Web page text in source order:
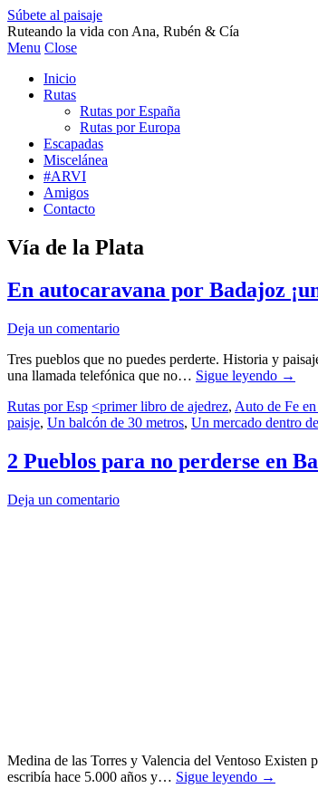
Súbete al paisaje
Ruteando la vida con Ana, Rubén & Cía
Menu Close
Inicio
Rutas
Rutas por España
Rutas por Europa
Escapadas
Miscelánea
#ARVI
Amigos
Contacto
Vía de la Plata
En autocaravana por Badajoz
Deja un comentario
Tres pueblos que no puedes perderte. Historia y
una llamada telefónica que no… Sigue leyendo →
Rutas por Esp <primer libro de ajedrez, Auto de Fe
paisje, Un balcón de 30 metros, Un mercado dentro
2 Pueblos para no perderse en
Deja un comentario
Medina de las Torres y Valencia del Ventoso Existen
escribía hace 5.000 años y… Sigue leyendo →